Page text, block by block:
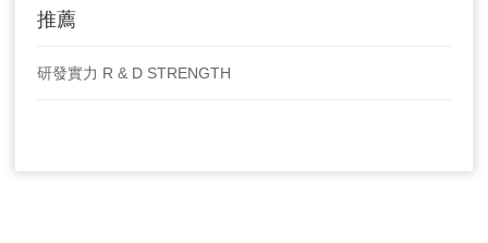
推薦
研發實力 R & D STRENGTH